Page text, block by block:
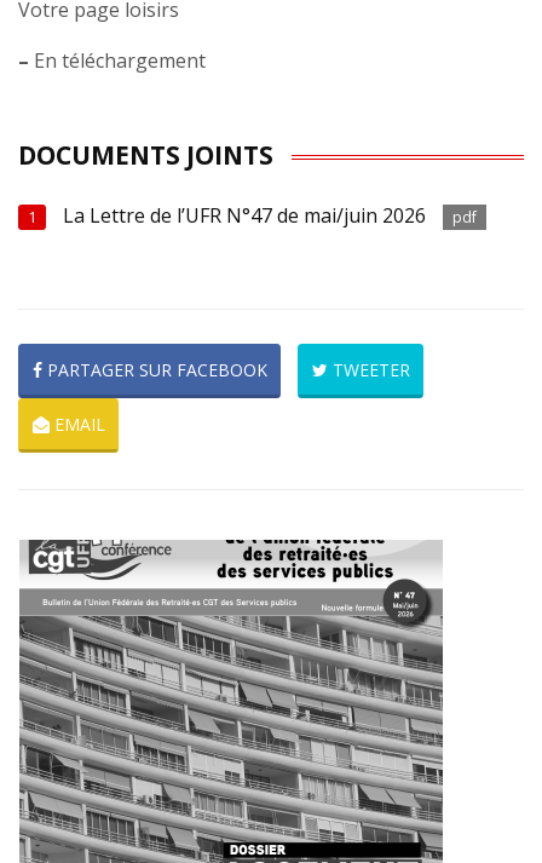
Votre page loisirs
– En téléchargement
DOCUMENTS JOINTS
1 La Lettre de l’UFR N°47 de mai/juin 2026 pdf
PARTAGER SUR FACEBOOK TWEETER
EMAIL